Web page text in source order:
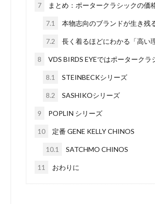
7 まとめ：ポータークラシックの価
7.1 本物志向のブランドが生き
7.2 長く着るほどにわかる「高い
8 VDS BIRDS EYEではポーターク
8.1 STEINBECKシリーズ
8.2 SASHIKOシリーズ
9 POPLIN シリーズ
10 定番 GENE KELLY CHINOS
10.1 SATCHMO CHINOS
11 おわりに